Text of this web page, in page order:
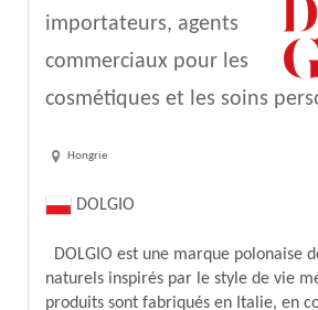
importateurs, agents
commerciaux pour les
cosmétiques et les soins
Hongrie
DOLGIO
DOLGIO est une marque polonaise
naturels inspirés par le style de vie
produits sont fabriqués en Italie, en